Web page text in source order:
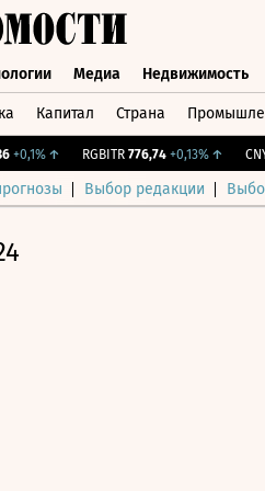
Медиа Недвижимость
Капитал Страна
↑ RGBITR 776,74 +0,13% ↑ CNY
Выбор редакции